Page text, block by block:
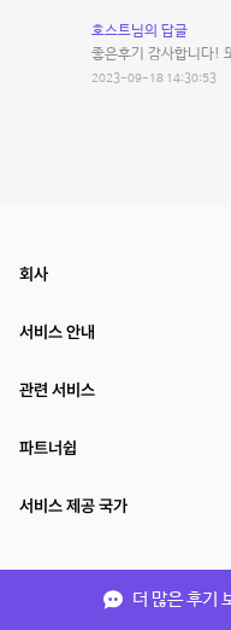
호스트님의 답글
좋은후기 감사합니다!
2023-09-18 14:30:53
더 많은 후기
회사
서비스 안내
관련 서비스
파트너쉽
서비스 제공 국가
(주)NSPACE 사업자정보